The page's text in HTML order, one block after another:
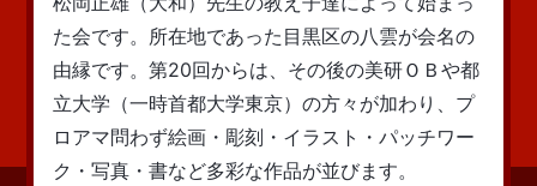
た会です。所在地であった目黒区の八雲が会名の
由縁です。第20回からは、その後の美研ＯＢや都
立大学（一時首都大学東京）の方々が加わり、プ
ロアマ問わず絵画・彫刻・イラスト・パッチワー
ク・写真・書など多彩な作品が並びます。